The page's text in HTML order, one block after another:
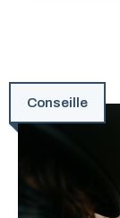
Conseille